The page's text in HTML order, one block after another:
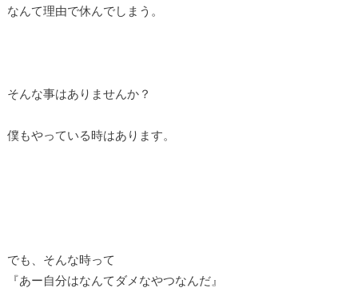
なんて理由で休んでしまう。
そんな事はありませんか？
僕もやっている時はあります。
でも、そんな時って
『あー自分はなんてダメなやつなんだ』